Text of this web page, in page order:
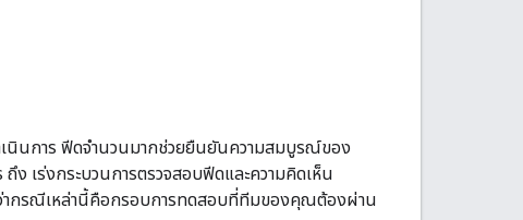
เนินการ ฟีดจำนวนมากช่วยยืนยันความสมบูรณ์ของ
ง เร่งกระบวนการตรวจสอบฟีดและความคิดเห็น
ว่ากรณีเหล่านี้คือกรอบการทดสอบที่ทีมของคุณต้องผ่าน